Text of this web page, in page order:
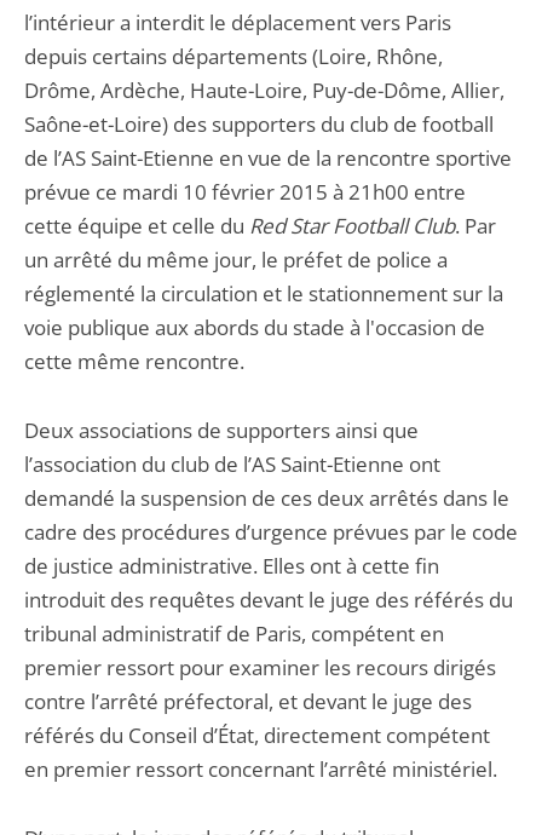
l’intérieur a interdit le déplacement vers Paris
depuis certains départements (Loire, Rhône,
Drôme, Ardèche, Haute-Loire, Puy-de-Dôme, Allier,
Saône-et-Loire) des supporters du club de football
de l’AS Saint-Etienne en vue de la rencontre sportive
prévue ce mardi 10 février 2015 à 21h00 entre
cette équipe et celle du Red Star Football Club. Par
un arrêté du même jour, le préfet de police a
réglementé la circulation et le stationnement sur la
voie publique aux abords du stade à l'occasion de
cette même rencontre.
Deux associations de supporters ainsi que
l’association du club de l’AS Saint-Etienne ont
demandé la suspension de ces deux arrêtés dans le
cadre des procédures d’urgence prévues par le code
de justice administrative. Elles ont à cette fin
introduit des requêtes devant le juge des référés du
tribunal administratif de Paris, compétent en
premier ressort pour examiner les recours dirigés
contre l’arrêté préfectoral, et devant le juge des
référés du Conseil d’État, directement compétent
en premier ressort concernant l’arrêté ministériel.